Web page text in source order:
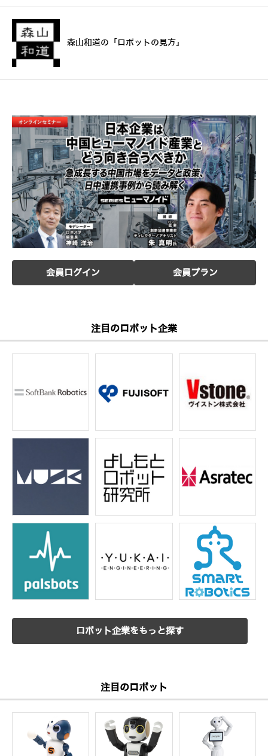
森山和道の「ロボットの見方」
会員ログイン 会員プラン
注目のロボット企業
ロボット企業をもっと探す
注目のロボット